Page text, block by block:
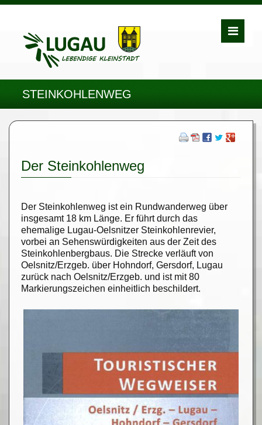
STEINKOHLENWEG
Der Steinkohlenweg
Der Steinkohlenweg ist ein Rundwanderweg über
insgesamt 18 km Länge. Er führt durch das
ehemalige Lugau-Oelsnitzer Steinkohlenrevier,
vorbei an Sehenswürdigkeiten aus der Zeit des
Steinkohlenbergbaus. Die Strecke verläuft von
Oelsnitz/Erzgeb. über Hohndorf, Gersdorf, Lugau
zurück nach Oelsnitz/Erzgeb. und ist mit 80
Markierungszeichen einheitlich beschildert.